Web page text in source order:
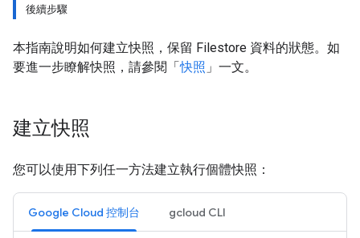
後續步驟
本指南說明如何建立快照，保留 Filestore 資料的狀態。如
要進一步瞭解快照，請參閱「快照 」一文。
建立快照
您可以使用下列任一方法建立執行個體快照：
Google Cloud 控制台 gcloud CLI